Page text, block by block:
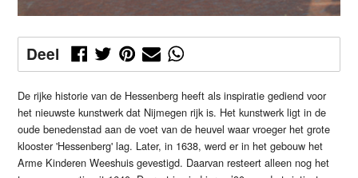
Deel
De rijke historie van de Hessenberg heeft als inspiratie gediend voor
het nieuwste kunstwerk dat Nijmegen rijk is. Het kunstwerk ligt in de
oude benedenstad aan de voet van de heuvel waar vroeger het grote
klooster 'Hessenberg' lag. Later, in 1638, werd er in het gebouw het
Arme Kinderen Weeshuis gevestigd. Daarvan resteert alleen nog het